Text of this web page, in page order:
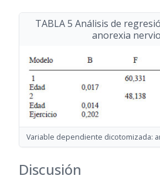
TABLA 5 Análisis de
anorexia
Variable dependiente dicotomizada:
Discusión